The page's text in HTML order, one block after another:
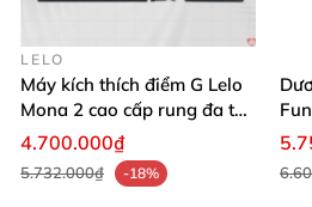
Không sử dụng sản phẩm
nhằm phòng tránhnhững căn
nguy hiểm.
LELO
Máy kích thích điểm G Lelo
Mona 2 cao cấp rung đa tần
số Thụy Điển
4.700.000₫
5.732.000₫ -18%